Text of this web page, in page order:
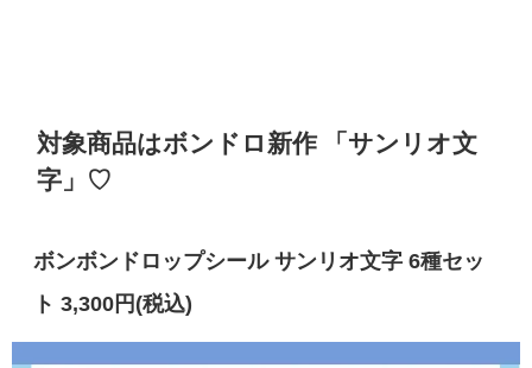
対象商品はボンドロ新作 「サンリオ文
字」♡
ボンボンドロップシール サンリオ文字 6種セッ
ト 3,300円(税込)